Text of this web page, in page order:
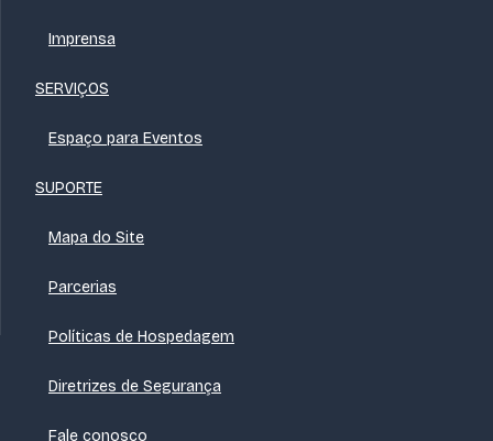
Imprensa
SERVIÇOS
Espaço para Eventos
SUPORTE
Mapa do Site
Parcerias
Políticas de Hospedagem
Diretrizes de Segurança
Fale conosco